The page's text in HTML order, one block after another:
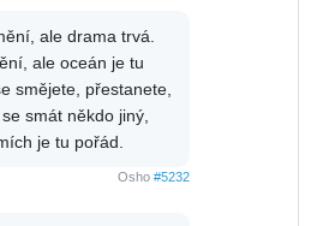
ale drama trvá.
ale oceán je tu
smějete, přestanete,
smát někdo jiný,
je tu pořád.
Osho #5232